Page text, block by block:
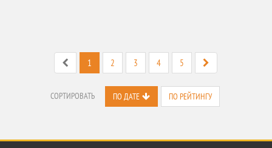
1 2 3 4 5
СОРТИРОВАТЬ ПО ДАТЕ ПО РЕЙТИНГУ